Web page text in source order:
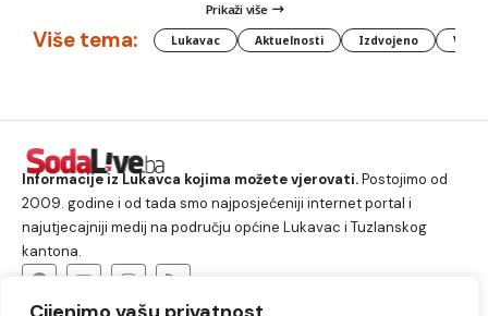
Prikaži više
Više tema: Lukavac Aktuelnosti Izdvojeno
Informacije iz Lukavca kojima možete vjerovati.Postojimo od
2009. godine i od tada smo najposjećeniji internet portal i
najutjecajniji medij na području općine Lukavac i Tuzlanskog
kantona.